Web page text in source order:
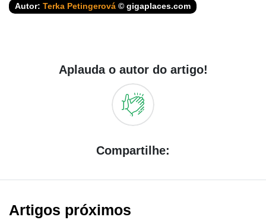
Autor: Terka Petingerová © gigaplaces.com
Aplauda o autor do artigo!
Compartilhe:
Artigos próximos